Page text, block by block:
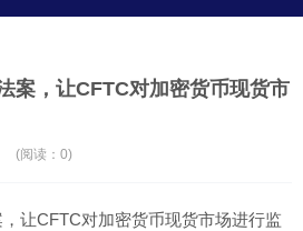
案，让CFTC对加密货币现货市
(阅读：0)
让CFTC对加密货币现货市场进行监